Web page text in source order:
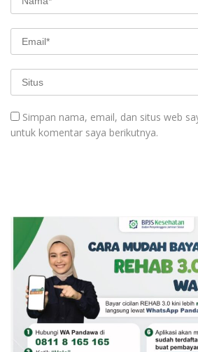
Simpan nama, email, dan situs web
untuk komentar saya berikutnya.